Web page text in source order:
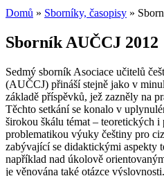
Domů » Sborníky, časopisy »
Sborník AUČCJ 2012
Sedmý sborník Asociace učitelů
(AUČCJ) přináší stejně jako v
základě příspěvků, jež zazněly na
Těchto setkání se konalo v
širokou škálu témat – teoretických
problematikou výuky češtiny pro
zabývající se didaktickými aspekty
například nad úkolově
je věnována také otázce